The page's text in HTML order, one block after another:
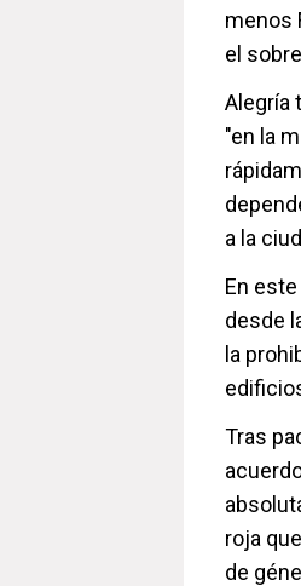
menos
el
Alegría
"en la
a la
En
desde
la
Tras
roja
de